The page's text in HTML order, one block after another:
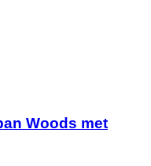
Woods met